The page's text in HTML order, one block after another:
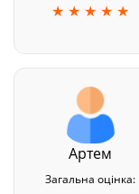
★ ★ ★ ★ ★
Артем
Загальна оцінка: